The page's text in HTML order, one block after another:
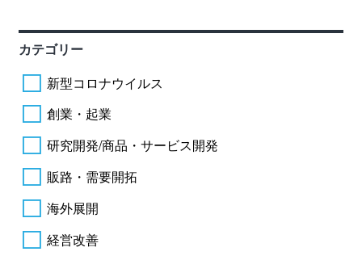
カテゴリー
新型コロナウイルス
創業・起業
研究開発/商品・サービス開発
販路・需要開拓
海外展開
経営改善